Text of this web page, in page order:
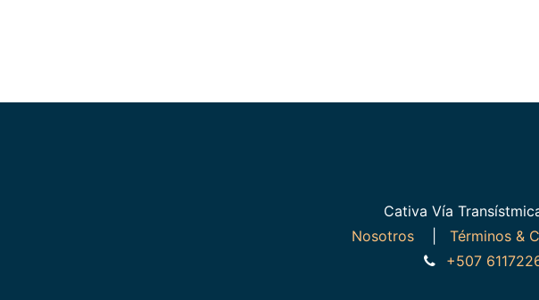
Cativa Vía
Nosotros
Términos &
+507